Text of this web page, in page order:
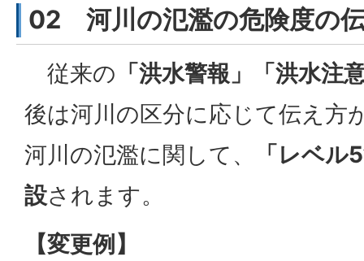
02 河川の氾濫の危険度の
従来の 「洪水警報」「洪水注
後は河川の区分に応じて伝え方
河川の氾濫に関して、
「レベル
設されます。
【変更例】